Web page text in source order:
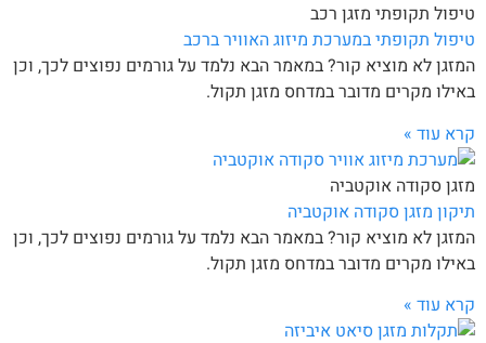
טיפול תקופתי מזגן רכב
טיפול תקופתי במערכת מיזוג האוויר ברכב
המזגן לא מוציא קור? במאמר הבא נלמד על גורמים נפוצים לכך, וכן
באילו מקרים מדובר במדחס מזגן תקול.
קרא עוד »
מזגן סקודה אוקטביה
תיקון מזגן סקודה אוקטביה
המזגן לא מוציא קור? במאמר הבא נלמד על גורמים נפוצים לכך, וכן
באילו מקרים מדובר במדחס מזגן תקול.
קרא עוד »